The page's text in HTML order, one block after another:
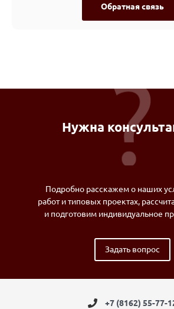
Обратная связь
Нужна
Подробно расскажем о наших
работ и типовых проектах,
и подготовим индивидуальное
Задать вопрос
+7 (8162) 55-77-